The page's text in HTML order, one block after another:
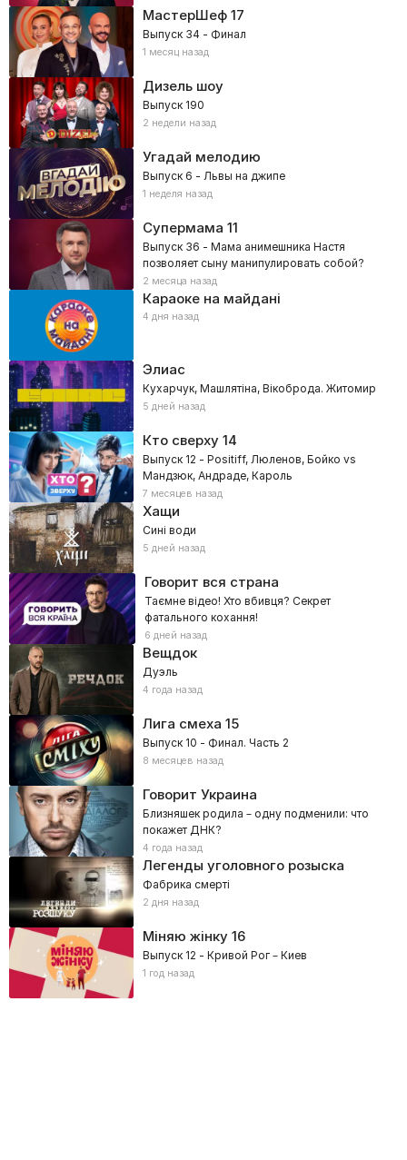
МастерШеф17
Выпуск 34 - Финал
1 месяц назад
Дизель шоу
Выпуск 190
2 недели назад
Угадай мелодию
Выпуск 6 - Львы на джипе
1 неделя назад
Супермама 11
Выпуск 36 - Мама анимешника Настя
позволяет сыну манипулировать собой?
2 месяца назад
Караоке на майдані
4 дня назад
Элиас
Кухарчук, Машлятіна, Вікоброда. Житомир
5 дней назад
Кто сверху14
Выпуск 12 - Positiff, Люленов, Бойко vs
Мандзюк, Андраде, Кароль
7 месяцев назад
Хащи
Сині води
5 дней назад
Говорит вся страна
Таємне відео! Хто вбивця? Секрет
фатального кохання!
6 дней назад
Вещдок
Дуэль
4 года назад
Лига смеха 15
Выпуск 10 - Финал. Часть 2
8 месяцев назад
Говорит Украина
Близняшек родила – одну подменили: что
покажет ДНК?
4 года назад
Легенды уголовного розыска
Фабрика смерті
2 дня назад
Міняю жінку16
Выпуск 12 - Кривой Рог – Киев
1 год назад